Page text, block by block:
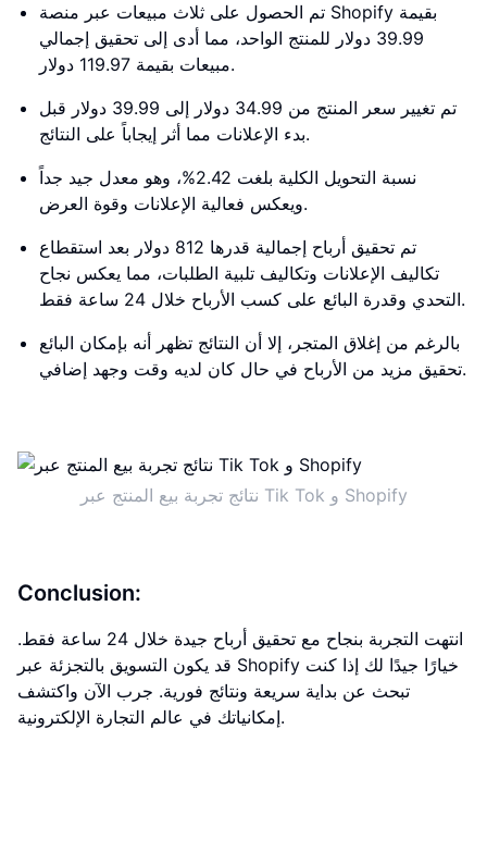
تم الحصول على ثلاث مبيعات عبر منصة Shopify بقيمة
39.99 دولار للمنتج الواحد، مما أدى إلى تحقيق إجمالي
مبيعات بقيمة 119.97 دولار.
تم تغيير سعر المنتج من 34.99 دولار إلى 39.99 دولار قبل
بدء الإعلانات مما أثر إيجاباً على النتائج.
نسبة التحويل الكلية بلغت 2.42%، وهو معدل جيد جداً
ويعكس فعالية الإعلانات وقوة العرض.
تم تحقيق أرباح إجمالية قدرها 812 دولار بعد استقطاع
تكاليف الإعلانات وتكاليف تلبية الطلبات، مما يعكس نجاح
التحدي وقدرة البائع على كسب الأرباح خلال 24 ساعة فقط.
بالرغم من إغلاق المتجر، إلا أن النتائج تظهر أنه بإمكان البائع
تحقيق مزيد من الأرباح في حال كان لديه وقت وجهد إضافي.
نتائج تجربة بيع المنتج عبر Tik Tok و Shopify
Conclusion:
انتهت التجربة بنجاح مع تحقيق أرباح جيدة خلال 24 ساعة فقط.
قد يكون التسويق بالتجزئة عبر Shopify خيارًا جيدًا لك إذا كنت
تبحث عن بداية سريعة ونتائج فورية. جرب الآن واكتشف
إمكانياتك في عالم التجارة الإلكترونية.